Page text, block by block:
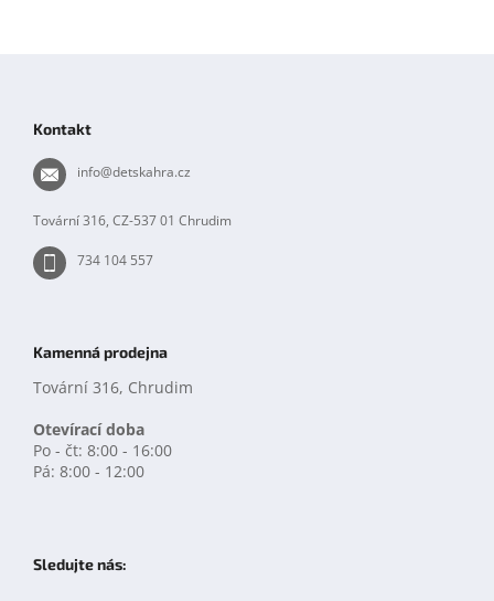
Kontakt
info@detskahra.cz
Tovární 316, CZ-537 01 Chrudim
734 104 557
Kamenná prodejna
Tovární 316, Chrudim
Otevírací doba
Po - čt: 8:00 - 16:00
Pá: 8:00 - 12:00
Sledujte nás: